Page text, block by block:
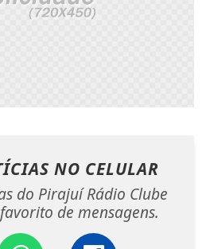
NO CELULAR
do Pirajuí Rádio Clube
de mensagens.